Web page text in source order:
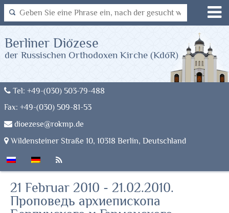
Tel: +49-(030) 503-79-488
Fax: +49-(030) 509-81-53
dioezese@rokmp.de
Wildensteiner Straße 10, 10318 Berlin, Deutschland
Berliner Diözese
der Russischen Orthodoxen Kirche (KdöR)
21 Februar 2010 - 21.02.2010.
Проповедь архиепископа